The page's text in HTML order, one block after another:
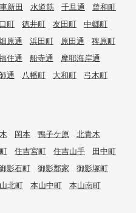
新田 水道筋 千旦通
曾和町
町 徳井町 友田町
中郷町
原通 浜田町 原田通
稗原町
住通 船寺通
摩耶海岸通
通 八幡町 大和町
弓木町
岡本 鴨子ケ原
北青木
住吉宮町 住吉山手
田中町
影石町 御影郡家
御影塚町
北町 本山中町
本山南町